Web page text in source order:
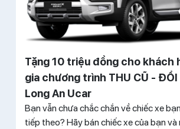
Tặng 10 triệu đồng cho khách
gia chương trình THU CŨ -
Long An Ucar
Bạn vẫn chưa chắc chắn về chiếc xe
tiếp theo? Hãy bán chiếc xe của bạn và